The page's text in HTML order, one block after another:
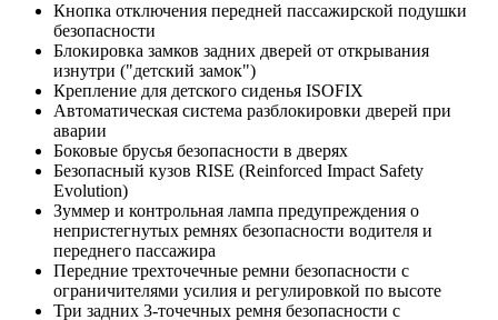
Кнопка отключения передней пассажирской подушки
безопасности
Блокировка замков задних дверей от открывания
изнутри ("детский замок")
Крепление для детского сиденья ISOFIX
Автоматическая система разблокировки дверей при
аварии
Боковые брусья безопасности в дверях
Безопасный кузов RISE (Reinforced Impact Safety
Evolution)
Зуммер и контрольная лампа предупреждения о
непристегнутых ремнях безопасности водителя и
переднего пассажира
Передние трехточечные ремни безопасности с
ограничителями усилия и регулировкой по высоте
Три задних 3-точечных ремня безопасности с